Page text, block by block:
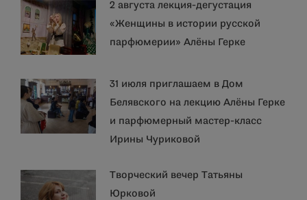
2 августа лекция-дегустация
«Женщины в истории русской
парфюмерии» Алёны Герке
31 июля приглашаем в Дом
Белявского на лекцию Алёны Герке
и парфюмерный мастер-класс
Ирины Чуриковой
Творческий вечер Татьяны
Юрковой